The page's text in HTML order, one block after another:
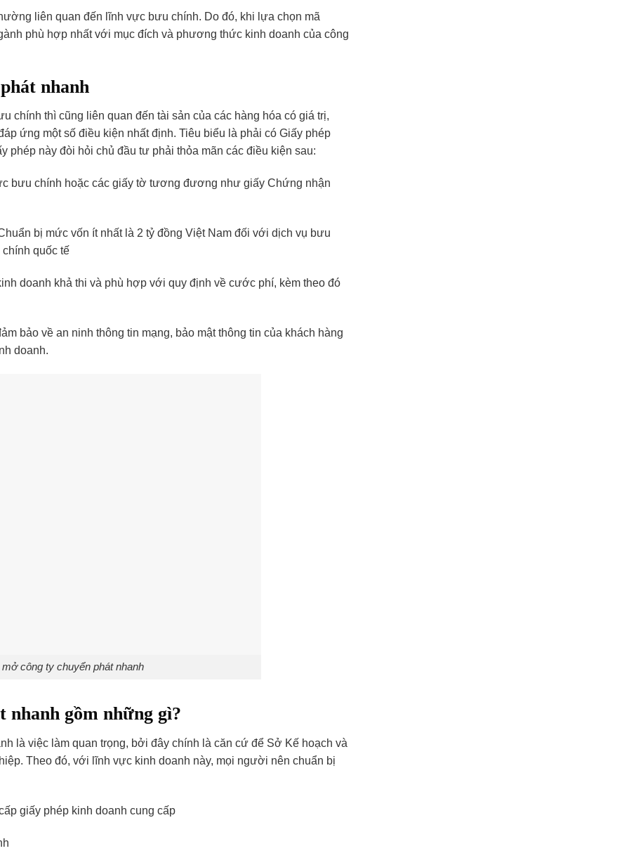
liên quan đến lĩnh vực bưu chính. Do đó, khi lựa chọn mã
phù hợp nhất với mục đích và phương thức kinh doanh của công
nhanh
chính thì cũng liên quan đến tài sản của các hàng hóa có giá trị,
ứng một số điều kiện nhất định. Tiêu biểu là phải có Giấy phép
này đòi hỏi chủ đầu tư phải thỏa mãn các điều kiện sau:
bưu chính hoặc các giấy tờ tương đương như giấy Chứng nhận
bị mức vốn ít nhất là 2 tỷ đồng Việt Nam đối với dịch vụ bưu
quốc tế
doanh khả thi và phù hợp với quy định về cước phí, kèm theo đó
bảo về an ninh thông tin mạng, bảo mật thông tin của khách hàng
doanh.
công ty chuyển phát nhanh
nhanh gồm những gì?
là việc làm quan trọng, bởi đây chính là căn cứ để Sở Kế hoạch và
Theo đó, với lĩnh vực kinh doanh này, mọi người nên chuẩn bị
giấy phép kinh doanh cung cấp